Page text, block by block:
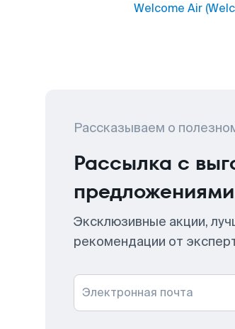
Welcome Air
Рассказываем о
Рассылка с
предложениями
Эксклюзивные акции,
рекомендации от
Электронная почта